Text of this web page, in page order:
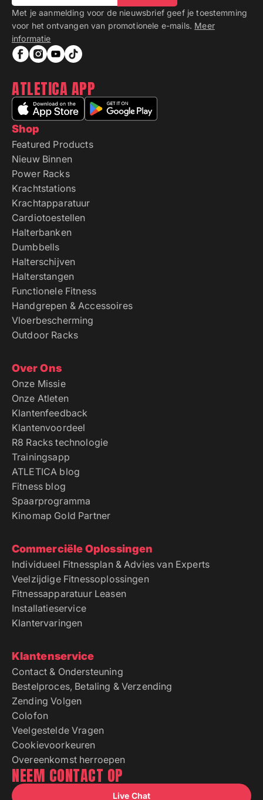
Shop
Featured Products
Nieuw Binnen
Power Racks
Krachtstations
Krachtapparatuur
Cardiotoestellen
Halterbanken
Dumbbells
Halterschijven
Halterstangen
Functionele Fitness
Handgrepen & Accessoires
Vloerbescherming
Outdoor Racks
Over Ons
Onze Missie
Onze Atleten
Klantenfeedback
Klantenvoordeel
R8 Racks technologie
Trainingsapp
ATLETICA blog
Fitness blog
Spaarprogramma
Kinomap Gold Partner
Commerciële Oplossingen
Individueel Fitnessplan & Advies van Experts
Veelzijdige Fitnessoplossingen
Fitnessapparatuur Leasen
Installatieservice
Klantervaringen
Klantenservice
Contact & Ondersteuning
Bestelproces, Betaling & Verzending
Zending Volgen
Colofon
Veelgestelde Vragen
Cookievoorkeuren
Overeenkomst herroepen
Met je aanmelding voor de nieuwsbrief geef je toestemming
voor het ontvangen van promotionele e-mails. Meer
informatie
ATLETICA APP
NEEM CONTACT OP
Live Chat